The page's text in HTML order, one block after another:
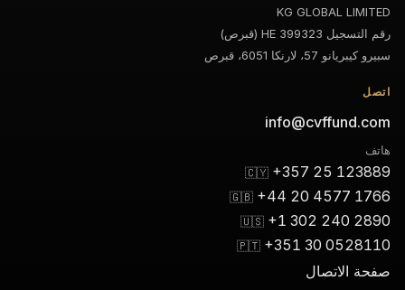
KG GLOBAL LIMITED
رقم التسجيل HE 399323 (قبرص)
سبيرو كيبريانو 57، لارنكا 6051، قبرص
اتصل
info@cvffund.com
هاتف
🇨🇾 +357 25 123889
🇬🇧 +44 20 4577 1766
🇺🇸 +1 302 240 2890
🇵🇹 +351 30 0528110
صفحة الاتصال